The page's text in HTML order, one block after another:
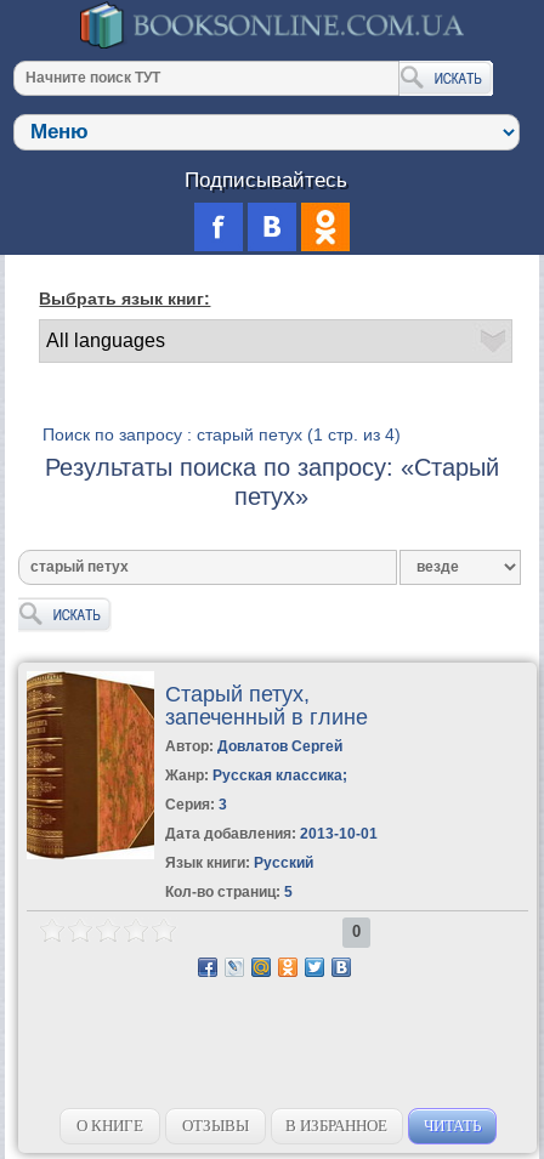
Подписывайтесь
Выбрать язык книг:
Поиск по запросу : старый петух (1 стр. из 4)
Результаты поиска по запросу: «Старый
петух»
Старый петух,
запеченный в глине
Автор: Довлатов Сергей
Жанр: Русская классика;
Серия: 3
Дата добавления: 2013-10-01
Язык книги: Русский
Кол-во страниц: 5
0
О КНИГЕ ОТЗЫВЫ В ИЗБРАННОЕ ЧИТАТЬ